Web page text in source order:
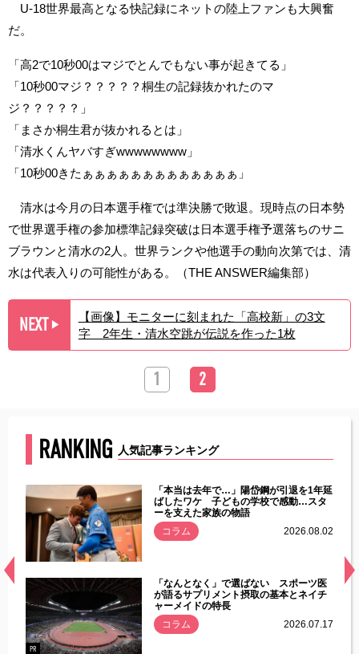
U-18世界最高となる快記録にネットの陸上ファンも大興奮
だ。
「高2で10秒00はマジでとんでもない事が起きてる」
「10秒00マジ？？？？？桐生の記録抜かれたのマ
ジ？？？？？」
「まさか桐生君が抜かれるとは」
「清水くんヤバすぎwwwwwwww」
「10秒00きたぁぁぁぁぁぁぁぁぁぁぁぁぁ」
清水は今月の日本選手権では準決勝で敗退。現時点の日本勢
で世界選手権の参加標準記録突破は日本選手権予選落ちのサニ
ブラウンと清水の2人。世界ランクや他選手の動向次第では、清
水は代表入りの可能性がある。（THE ANSWER編集部）
NEXT ▶︎
【画像】モニターに刻まれた「高校新」の3文
字 2年生・清水空跳が伝説を作った1枚
1 2
RANKING 人気記事ランキング
常
「本当は去年で…」陽岱鋼が引退を1年延
ばしたワケ 子どもの学校で感動…スタ
ーを支えた家族の物語
コラム
2026.08.02
PR
「なんとなく」で選ばない スポーツ医
が語るサプリメント摂取の基本とネイチ
ャーメイドの特長
コラム
2026.07.17